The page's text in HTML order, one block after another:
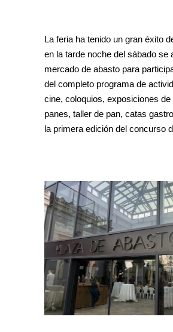
La feria ha tenido un gran éxito
en la tarde noche del sábado se
mercado de abasto para
del completo programa de
cine, coloquios, exposiciones
panes, taller de pan, catas
la primera edición del concurso